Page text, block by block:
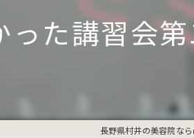
った講習会
長野県村井の美容院な